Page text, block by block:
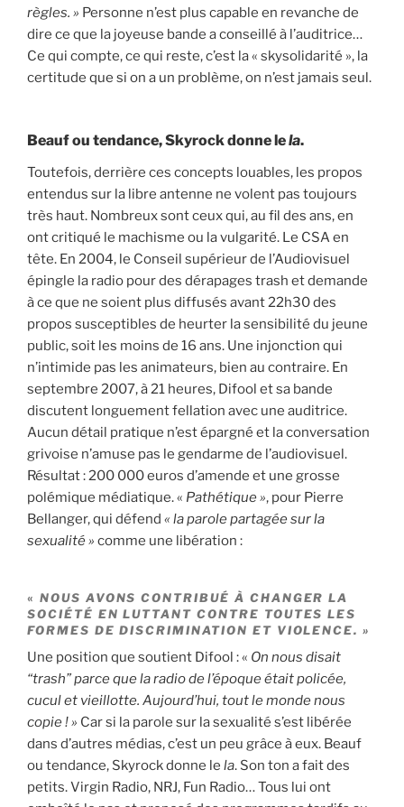
règles. » Personne n’est plus capable en revanche de
dire ce que la joyeuse bande a conseillé à l’auditrice…
Ce qui compte, ce qui reste, c’est la « skysolidarité », la
certitude que si on a un problème, on n’est jamais seul.
Beauf ou tendance, Skyrock donne lela.
Toutefois, derrière ces concepts louables, les propos
entendus sur la libre antenne ne volent pas toujours
très haut. Nombreux sont ceux qui, au fil des ans, en
ont critiqué le machisme ou la vulgarité. Le CSA en
tête. En 2004, le Conseil supérieur de l’Audiovisuel
épingle la radio pour des dérapages trash et demande
à ce que ne soient plus diffusés avant 22h30 des
propos susceptibles de heurter la sensibilité du jeune
public, soit les moins de 16 ans. Une injonction qui
n’intimide pas les animateurs, bien au contraire. En
septembre 2007, à 21 heures, Difool et sa bande
discutent longuement fellation avec une auditrice.
Aucun détail pratique n’est épargné et la conversation
grivoise n’amuse pas le gendarme de l’audiovisuel.
Résultat : 200 000 euros d’amende et une grosse
polémique médiatique. « Pathétique », pour Pierre
Bellanger, qui défend « la parole partagée sur la
sexualité » comme une libération :
« NOUS AVONS CONTRIBUÉ À CHANGER LA
SOCIÉTÉ EN LUTTANT CONTRE TOUTES LES
FORMES DE DISCRIMINATION ET VIOLENCE. »
Une position que soutient Difool : « On nous disait
“trash” parce que la radio de l’époque était policée,
cucul et vieillotte. Aujourd’hui, tout le monde nous
copie ! » Car si la parole sur la sexualité s’est libérée
dans d’autres médias, c’est un peu grâce à eux. Beauf
ou tendance, Skyrock donne le la. Son ton a fait des
petits. Virgin Radio, NRJ, Fun Radio… Tous lui ont